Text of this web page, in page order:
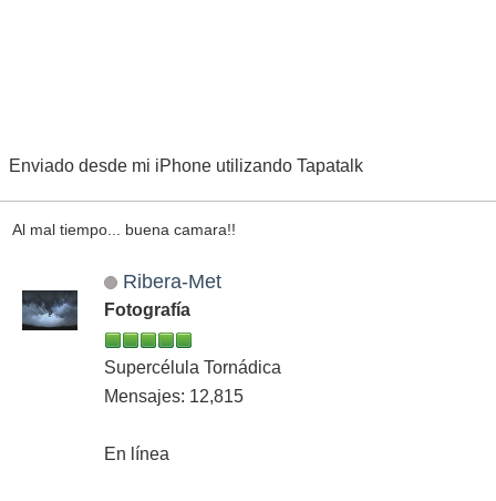
Enviado desde mi iPhone utilizando Tapatalk
Al mal tiempo... buena camara!!
Ribera-Met
Fotografía
Supercélula Tornádica
Mensajes: 12,815
En línea